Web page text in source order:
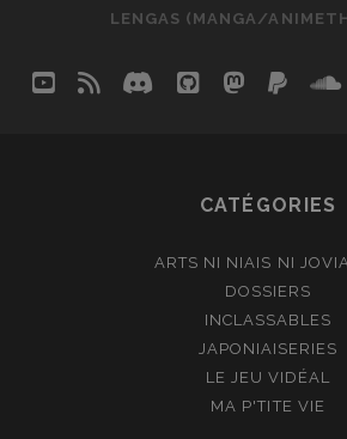
LENGAS (MANGA/
youtube
rss discord
githubmastodon
paypal
CATÉGORIES
ARTS NI NIAIS NI
DOSSIERS
INCLASSABLES
JAPONIAISERIES
LE JEU VIDÉAL
MA P'TITE VIE